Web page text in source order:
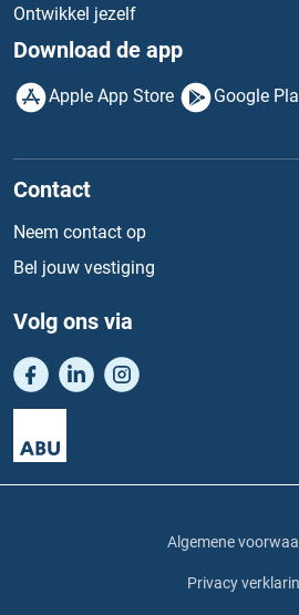
Ontwikkel jezelf
Download de app
Apple App Store Google
Contact
Neem contact op
Bel jouw vestiging
Volg ons via
Algemene
Privacy